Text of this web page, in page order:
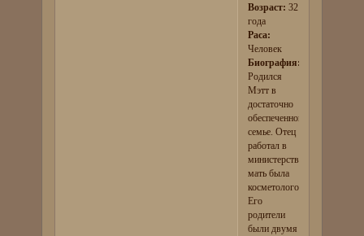
Возраст: 32
года
Раса:
Человек
Биография:
Родился
Мэтт в
достаточно
обеспеченной
семье. Отец
работал в
министерстве,
мать была
косметологом.
Его
родители
были двумя